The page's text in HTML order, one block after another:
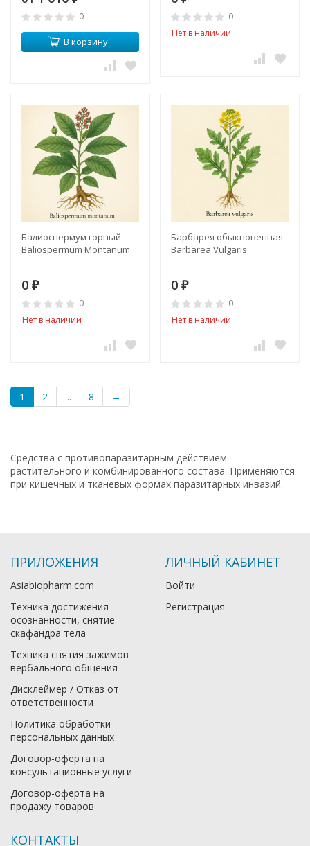
0
В корзину
0
Нет в наличии
Балиоспермум горный -
Baliospermum Montanum
0 ₽
0
Нет в наличии
Барбарея обыкновенная -
Barbarea Vulgaris
0 ₽
0
Нет в наличии
1 2 ... 8 →
Средства с противопаразитарным действием
растительного и комбинированного состава. Применяются
при кишечных и тканевых формах паразитарных инвазий.
ПРИЛОЖЕНИЯ
Asiabiopharm.com
Техника достижения
осознанности, снятие
скафандра тела
Техника снятия зажимов
вербального общения
Дисклеймер / Отказ от
ответственности
Политика обработки
персональных данных
Договор-оферта на
консультационные услуги
Договор-оферта на
продажу товаров
ЛИЧНЫЙ КАБИНЕТ
Войти
Регистрация
КОНТАКТЫ